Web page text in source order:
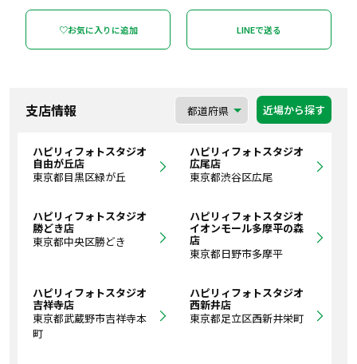
♡お気に入りに追加 LINEで送る
支店情報 近場から探す
ハピリィフォトスタジオ
自由が丘店
東京都目黒区緑が丘
ハピリィフォトスタジオ
広尾店
東京都渋谷区広尾
ハピリィフォトスタジオ
勝どき店
東京都中央区勝どき
ハピリィフォトスタジオ
イオンモール多摩平の森
店
東京都日野市多摩平
ハピリィフォトスタジオ
吉祥寺店
東京都武蔵野市吉祥寺本
町
ハピリィフォトスタジオ
西新井店
東京都足立区西新井栄町